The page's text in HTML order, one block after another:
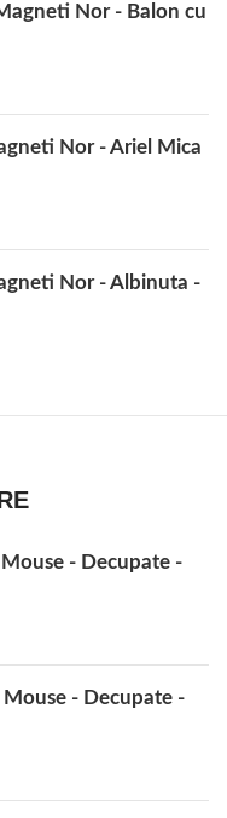
Nor - Balon cu
Nor - Ariel Mica
Nor - Albinuta -
- Decupate -
- Decupate -